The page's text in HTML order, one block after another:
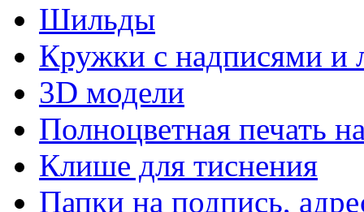
Шильды
Кружки с надписями и
3D модели
Полноцветная печать
Клише для тиснения
Папки на подпись,